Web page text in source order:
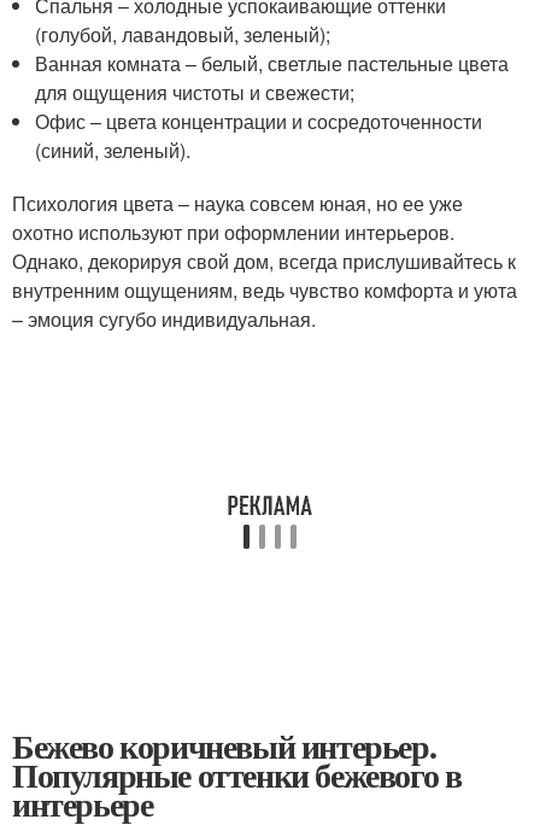
Спальня – холодные успокаивающие оттенки
(голубой, лавандовый, зеленый);
Ванная комната – белый, светлые пастельные цвета
для ощущения чистоты и свежести;
Офис – цвета концентрации и сосредоточенности
(синий, зеленый).
Психология цвета – наука совсем юная, но ее уже
охотно используют при оформлении интерьеров.
Однако, декорируя свой дом, всегда прислушивайтесь к
внутренним ощущениям, ведь чувство комфорта и уюта
– эмоция сугубо индивидуальная.
Бежево коричневый интерьер.
Популярные оттенки бежевого в
интерьере